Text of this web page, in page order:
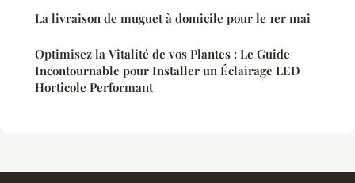
La livraison de muguet à domicile pour le 1er mai
Optimisez la Vitalité de vos Plantes : Le Guide
Incontournable pour Installer un Éclairage LED
Horticole Performant